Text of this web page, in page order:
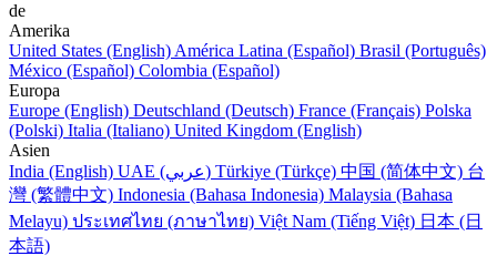
de
Amerika
United States (English) América Latina (Español) Brasil (Português)
México (Español) Colombia (Español)
Europa
Europe (English) Deutschland (Deutsch) France (Français) Polska
(Polski) Italia (Italiano) United Kingdom (English)
Asien
India (English)
UAE (عربي) Türkiye (Türkçe) 中国 (简体中文) 台
灣 (繁體中文) Indonesia (Bahasa Indonesia) Malaysia (Bahasa
Melayu) ประเทศไทย (ภาษาไทย) Việt Nam (Tiếng Việt) 日本 (日
本語)